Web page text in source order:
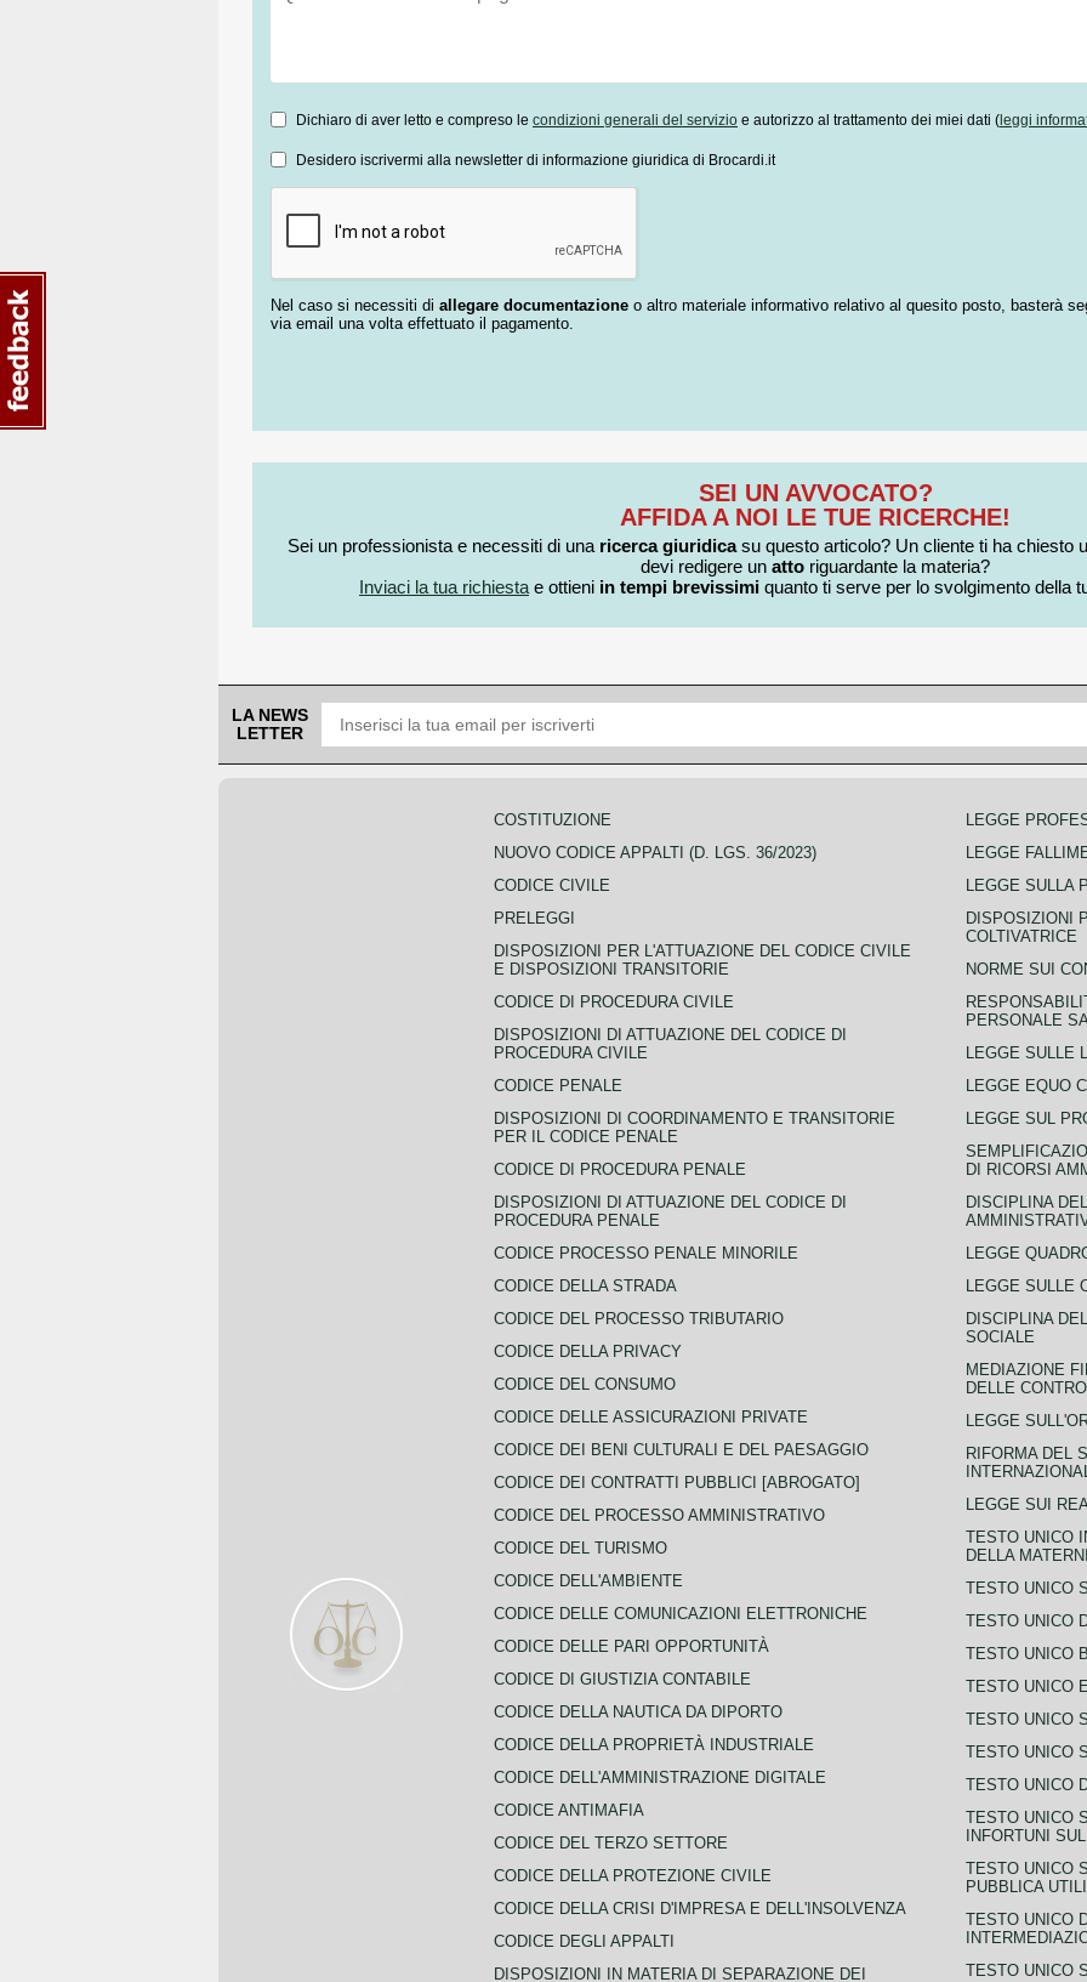
Dichiaro di aver letto e compreso le condizioni generali del servizio e autorizzo al trattamento dei miei dati (leggi
Desidero iscrivermi alla newsletter di informazione giuridica di Brocardi.it
Nel caso si necessiti di allegare documentazione o altro materiale informativo relativo al quesito posto, basterà
via email una volta effettuato il pagamento.
SEI UN AVVOCATO?
AFFIDA A NOI LE TUE RICERCHE!
Sei un professionista e necessiti di una ricerca giuridicasu questo articolo? Un cliente ti ha chiesto
devi redigere un atto riguardante la materia?
Inviaci la tua richiesta e ottieni in tempi brevissimi quanto ti serve per lo svolgimento della
LA NEWS
LETTER
COSTITUZIONE
NUOVO CODICE APPALTI (D. LGS. 36/2023)
CODICE CIVILE
PRELEGGI
DISPOSIZIONI PER L'ATTUAZIONE DEL CODICE CIVILE
E DISPOSIZIONI TRANSITORIE
CODICE DI PROCEDURA CIVILE
DISPOSIZIONI DI ATTUAZIONE DEL CODICE DI
PROCEDURA CIVILE
CODICE PENALE
DISPOSIZIONI DI COORDINAMENTO E TRANSITORIE
PER IL CODICE PENALE
CODICE DI PROCEDURA PENALE
DISPOSIZIONI DI ATTUAZIONE DEL CODICE DI
PROCEDURA PENALE
CODICE PROCESSO PENALE MINORILE
CODICE DELLA STRADA
CODICE DEL PROCESSO TRIBUTARIO
CODICE DELLA PRIVACY
CODICE DEL CONSUMO
CODICE DELLE ASSICURAZIONI PRIVATE
CODICE DEI BENI CULTURALI E DEL PAESAGGIO
CODICE DEI CONTRATTI PUBBLICI [ABROGATO]
CODICE DEL PROCESSO AMMINISTRATIVO
CODICE DEL TURISMO
CODICE DELL'AMBIENTE
CODICE DELLE COMUNICAZIONI ELETTRONICHE
CODICE DELLE PARI OPPORTUNITÀ
CODICE DI GIUSTIZIA CONTABILE
CODICE DELLA NAUTICA DA DIPORTO
CODICE DELLA PROPRIETÀ INDUSTRIALE
CODICE DELL'AMMINISTRAZIONE DIGITALE
CODICE ANTIMAFIA
CODICE DEL TERZO SETTORE
CODICE DELLA PROTEZIONE CIVILE
CODICE DELLA CRISI D'IMPRESA E DELL'INSOLVENZA
CODICE DEGLI APPALTI
DISPOSIZIONI IN MATERIA DI SEPARAZIONE DEI
LEGGE
LEGGE
LEGGE SULLA
DISPOSIZIONI
COLTIVATRICE
NORME SUI
PERSONALE
LEGGE SULLE
LEGGE EQUO
LEGGE SUL
DI RICORSI
DISCIPLINA
LEGGE
LEGGE SULLE
DISCIPLINA
SOCIALE
MEDIAZIONE
DELLE
LEGGE
RIFORMA DEL
LEGGE SUI
TESTO UNICO
DELLA
TESTO UNICO
TESTO UNICO
TESTO UNICO
TESTO UNICO
TESTO UNICO
TESTO UNICO
TESTO UNICO
TESTO UNICO
INFORTUNI
TESTO UNICO
PUBBLICA
TESTO UNICO
TESTO UNICO